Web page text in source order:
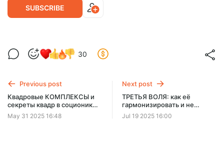
SUBSCRIBE
СУПЕР-СИЛА Второй Эмоции. Как
работает 2Э у разных соционических
2Э в разных состояниях. 2Э у логиков-этиков, интровертов
и экстравертов. Минусы 2Э. Отличия 2Э от 1Э и многое
другое...
Level required:
UNLOCK POST
30
Previous post
Квадровые КОМПЛЕКСЫ и
секреты квадр в соционике |
Альфа · Бета · Гамма · Дельта
May 31 2025 16:48
Next post
ТРЕТЬЯ ВОЛЯ: как её
гармонизировать и не
размотаться? Приёмы,
секреты и лайфхаки 3В
Jul 19 2025 16:00